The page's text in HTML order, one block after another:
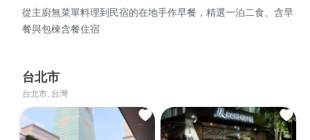
從主廚無菜單料理到民宿的在地手作早餐，精選一泊二食、含早
餐與包棟含餐住宿
台北市
台北市, 台灣